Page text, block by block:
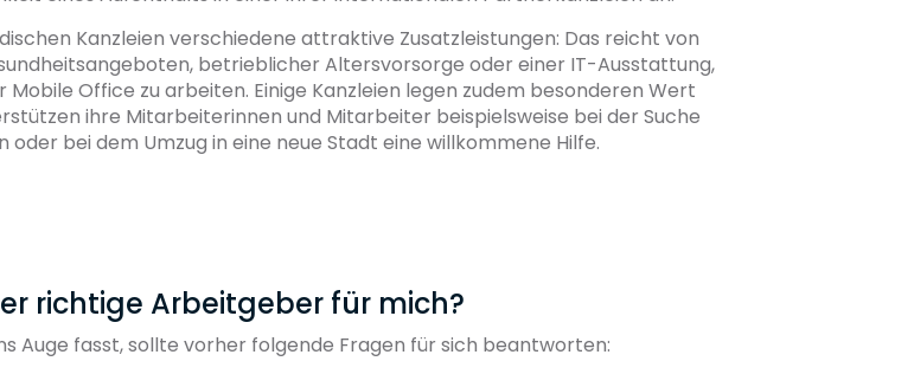
Kanzleien verschiedene attraktive Zusatzleistungen: Das reicht von
betrieblicher Altersvorsorge oder einer IT-Ausstattung,
Office zu arbeiten. Einige Kanzleien legen zudem besonderen Wert
ihre Mitarbeiterinnen und Mitarbeiter beispielsweise bei der Suche
bei dem Umzug in eine neue Stadt eine willkommene Hilfe.
richtige Arbeitgeber für mich?
Auge fasst, sollte vorher folgende Fragen für sich beantworten: